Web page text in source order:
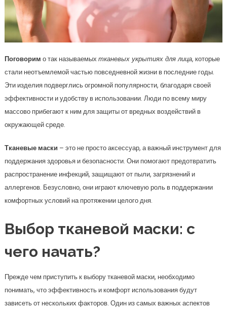
Поговорим о так называемых тканевых укрытиях для лица, которые
стали неотъемлемой частью повседневной жизни в последние годы.
Эти изделия подверглись огромной популярности, благодаря своей
эффективности и удобству в использовании. Люди по всему миру
массово прибегают к ним для защиты от вредных воздействий в
окружающей среде.
Тканевые маски – это не просто аксессуар, а важный инструмент для
поддержания здоровья и безопасности. Они помогают предотвратить
распространение инфекций, защищают от пыли, загрязнений и
аллергенов. Безусловно, они играют ключевую роль в поддержании
комфортных условий на протяжении целого дня.
Выбор тканевой маски: с
чего начать?
Прежде чем приступить к выбору тканевой маски, необходимо
понимать, что эффективность и комфорт использования будут
зависеть от нескольких факторов. Один из самых важных аспектов